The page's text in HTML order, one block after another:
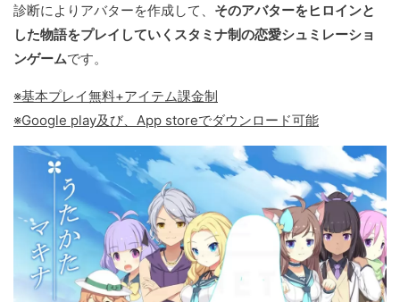
診断によりアバターを作成して、 そのアバターをヒロインと
した物語をプレイしていくスタミナ制の恋愛シュミレーショ
ンゲームです。
※基本プレイ無料+アイテム課金制
※Google play及び、App storeでダウンロード可能